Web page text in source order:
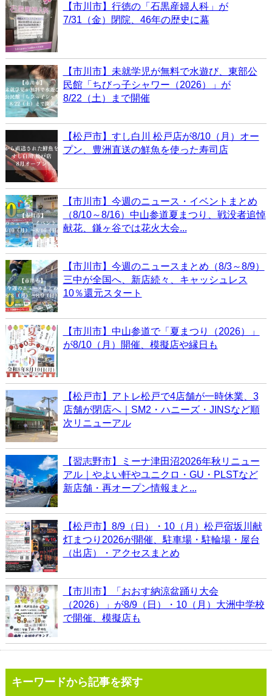
【市川市】行徳の「石黒産婦人科」が
7/31（金）閉院、46年の歴史に幕
【市川市】未就学児が無料で水遊び、東部公
民館「ちびっ子シャワー（2026）」が
8/22（土）まで開催
【松戸市】すし白川 松戸店が8/10（月）オー
プン、豊洲直送の鮮魚を使った寿司店
【市川市】今週のニュース・イベントまとめ
（8/10～8/16）中山参道夏まつり、戦没者追悼
献花、鎌ヶ谷では花火大会...
【市川市】今週のニュースまとめ（8/3～8/9）
三中が全国へ、新店続々、キャッシュレス
10％還元スタート
【市川市】中山参道で「夏まつり（2026）」
が8/10（月）開催、模擬店や縁日も
【松戸市】アトレ松戸で4店舗が一時休業、3
店舗が閉店へ｜SM2・ハニーズ・JINSなど順
次リニューアル
【習志野市】ミーナ津田沼2026年秋リニュー
アル｜やよい軒やユニクロ・GU・PLSTなど
新店舗・再オープン情報まと...
【松戸市】8/9（日）・10（月）松戸宿坂川献
灯まつり2026が開催、駐車場・駐輪場・屋台
（出店）・アクセスまとめ
【市川市】「おおす納涼盆踊り大会
（2026）」が8/9（日）・10（月）大洲中学校
で開催、模擬店も
キーワードから記事を探す